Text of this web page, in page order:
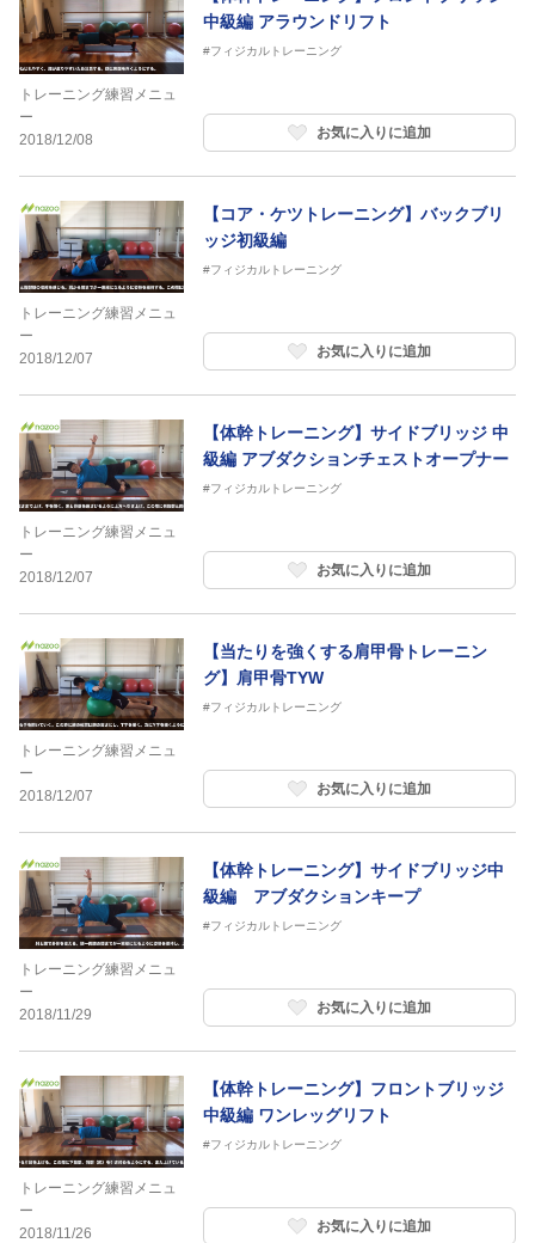
トレーニング練習メニュ
ー
2018/12/08
中級編 アラウンドリフト
#フィジカルトレーニング
お気に入りに追加
トレーニング練習メニュ
ー
2018/12/07
【コア・ケツトレーニング】バックブリ
ッジ初級編
#フィジカルトレーニング
お気に入りに追加
トレーニング練習メニュ
ー
2018/12/07
【体幹トレーニング】サイドブリッジ 中
級編 アブダクションチェストオープナー
#フィジカルトレーニング
お気に入りに追加
トレーニング練習メニュ
ー
2018/12/07
【当たりを強くする肩甲骨トレーニン
グ】肩甲骨TYW
#フィジカルトレーニング
お気に入りに追加
トレーニング練習メニュ
ー
2018/11/29
【体幹トレーニング】サイドブリッジ中
級編 アブダクションキープ
#フィジカルトレーニング
お気に入りに追加
トレーニング練習メニュ
ー
2018/11/26
【体幹トレーニング】フロントブリッジ
中級編 ワンレッグリフト
#フィジカルトレーニング
お気に入りに追加